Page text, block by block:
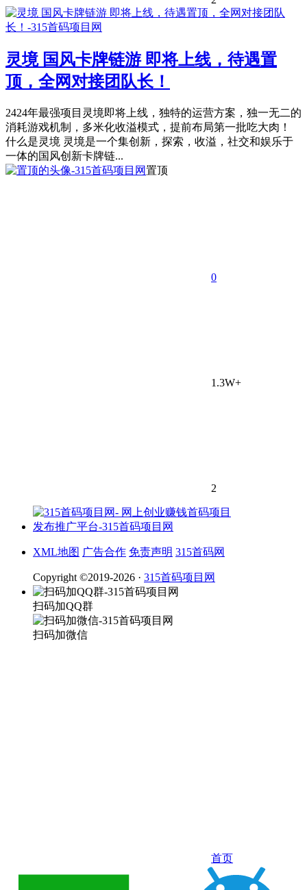
灵境 国风卡牌链游 即将上线，待遇置
顶，全网对接团队长！
2424年最强项目灵境即将上线，独特的运营方案，独一无二的
消耗游戏机制，多米化收溢模式，提前布局第一批吃大肉！
什么是灵境 灵境是一个集创新，探索，收溢，社交和娱乐于
一体的国风创新卡牌链...
置顶
0
1.3W+
2
XML地图 广告合作 免责声明 315首码网
Copyright ©2019-2026 · 315首码项目网
扫码加QQ群
扫码加微信
首页